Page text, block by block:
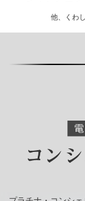
他、くわ